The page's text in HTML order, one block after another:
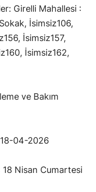
Girelli Mahallesi :
İsimsiz106,
İsimsiz157,
İsimsiz162,
ve Bakım
18-04-2026
18 Nisan Cumartesi